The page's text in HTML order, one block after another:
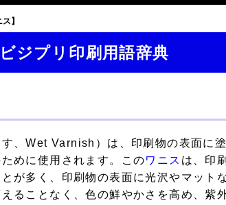
】
ジプリ印刷用語辞典
す、Wet Varnish）は、印刷物の表面に
めに使用されます。このワニス は、印
が多く、印刷物の表面に光沢やマット
ることなく、色の鮮やかさを高め、紫